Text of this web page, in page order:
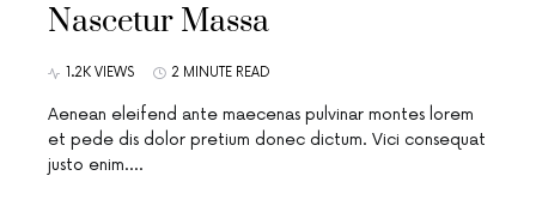
Nascetur Massa
1.2K VIEWS 2 MINUTE READ
Aenean eleifend ante maecenas pulvinar montes lorem
et pede dis dolor pretium donec dictum. Vici consequat
justo enim.…